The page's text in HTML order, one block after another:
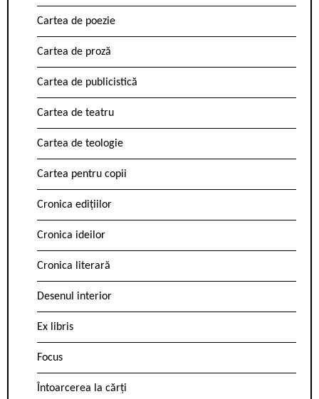
Cartea de poezie
Cartea de proză
Cartea de publicistică
Cartea de teatru
Cartea de teologie
Cartea pentru copii
Cronica edițiilor
Cronica ideilor
Cronica literară
Desenul interior
Ex libris
Focus
Întoarcerea la cărți